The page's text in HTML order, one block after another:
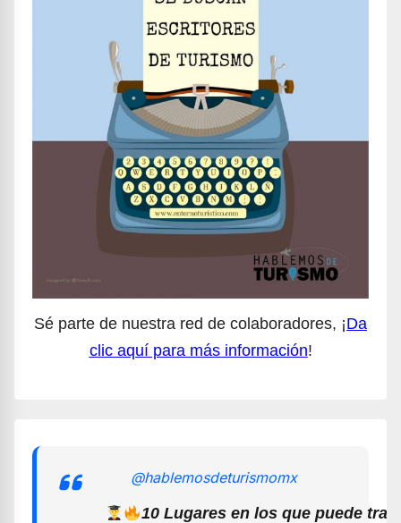
Sé parte de nuestra red de colaboradores, ¡Da
clic aquí para más información!
@hablemosdeturismomx
10 Lugares en los que puede